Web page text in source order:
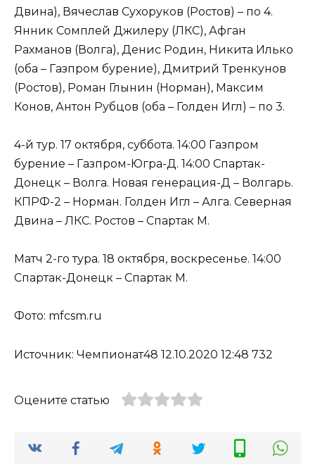
Двина), Вячеслав Сухоруков (Ростов) – по 4.
Янник Сомплей Джилеру (ЛКС), Афган
Рахманов (Волга), Денис Родин, Никита Илько
(оба – Газпром бурение), Дмитрий Тренкунов
(Ростов), Роман Глынин (Норман), Максим
Конов, Антон Рубцов (оба – Голден Игл) – по 3.
4-й тур. 17 октября, суббота. 14:00 Газпром
бурение – Газпром-Югра-Д. 14:00 Спартак-
Донецк – Волга. Новая генерация-Д – Волгарь.
КПРФ-2 – Норман. Голден Игл – Алга. Северная
Двина – ЛКС. Ростов – Спартак М.
Матч 2-го тура. 18 октября, воскресенье. 14:00
Спартак-Донецк – Спартак М.
Фото: mfcsm.ru
Источник: Чемпионат48 12.10.2020 12:48 732
Оцените статью